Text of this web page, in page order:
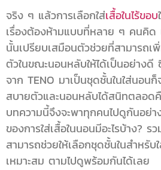
จริง ๆ แล้วการเลือกใส่เสื้อในไร้ขอบ
เรื่องต้องห้ามแบบที่หลาย ๆ คนคิด
นั้นเปรียบเสมือนตัวช่วยที่สามารถเ
ตัวในขณะนอนหลับให้ได้เป็นอย่าง
จาก TENO มาเป็นชุดชั้นในใส่นอนก็
สบายตัวและนอนหลับได้สนิทตลอด
บทความนี้จึงจะพาทุกคนไปดูกันอย่า
ของการใส่เสื้อในนอนมีอะไรบ้าง?
สามารถช่วยให้เลือกชุดชั้นในสำหรับ
เหมาะสม ตามไปดูพร้อมกันได้เลย